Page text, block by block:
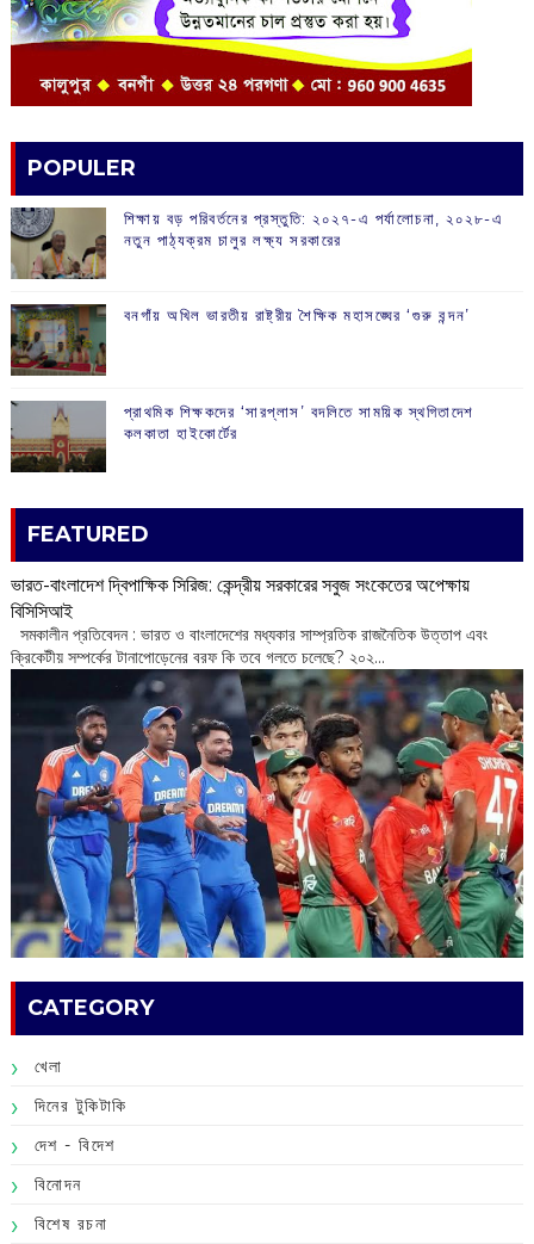
POPULER
শিক্ষায় বড় পরিবর্তনের প্রস্তুতি: ২০২৭-এ পর্যালোচনা, ২০২৮-এ
নতুন পাঠ্যক্রম চালুর লক্ষ্য সরকারের
বনগাঁয় অখিল ভারতীয় রাষ্ট্রীয় শৈক্ষিক মহাসঙ্ঘের ‘গুরু বন্দন’
প্রাথমিক শিক্ষকদের ‘সারপ্লাস’ বদলিতে সাময়িক স্থগিতাদেশ
কলকাতা হাইকোর্টের
FEATURED
ভারত-বাংলাদেশ দ্বিপাক্ষিক সিরিজ: কেন্দ্রীয় সরকারের সবুজ সংকেতের অপেক্ষায়
বিসিসিআই
‌ সমকালীন প্রতিবেদন : ভারত ও বাংলাদেশের মধ্যকার সাম্প্রতিক রাজনৈতিক উত্তাপ এবং
ক্রিকেটীয় সম্পর্কের টানাপোড়েনের বরফ কি তবে গলতে চলেছে? ২০২...
CATEGORY
খেলা
দিনের টুকিটাকি
দেশ - বিদেশ
বিনোদন
বিশেষ রচনা